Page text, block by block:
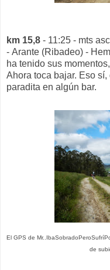
km 15,8 - 11:25 - mts
- Arante (Ribadeo) -
ha tenido sus
Ahora toca bajar. Eso
paradita en algún bar.
El GPS de
de